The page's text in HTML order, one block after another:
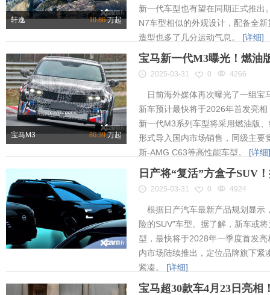
轩逸 10.86万起
新一代车型也有望在同期正式推出
N7车型相似的外观设计，配备全
造型也多了几分运动气息。 [详细]
宝马M3 86.39万起
宝马新一代M3曝光！燃油
2025-03-31 0 4266
日前海外媒体再次曝光了一组宝
新车预计最快将于2026年首发亮
新一代M3系列车型将采用燃油版
形式导入国内市场销售，同级主要
斯-AMG C63等高性能车型。 [详细]
日产将“复活”方盒子SUV
2025-03-31 0 4924
根据日产汽车最新产品规划显示
险的SUV”车型。据了解，新车或
型，最快将于2028年一季度首发
内市场陆续推出，定位品牌旗下紧
紧凑。 [详细]
宝马超30款车4月23日亮